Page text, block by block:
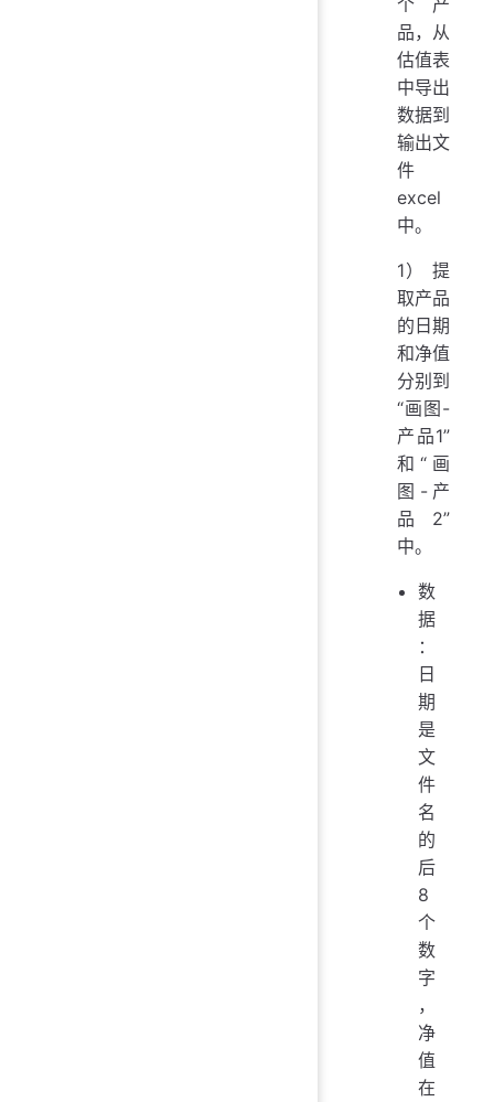
品，从
估值表
中导出
数据到
输出文
件
excel
中。
1） 提
取产品
的日期
和净值
分别到
“画图-
产品1”
和“画
图-产
品2”
中。
数
据
：
日
期
是
文
件
名
的
后
8
个
数
字
，
净
值
在